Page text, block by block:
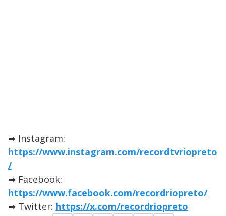
➡ Instagram:
https://www.instagram.com/recordtvriopreto
/
➡ Facebook:
https://www.facebook.com/recordriopreto/
➡ Twitter: https://x.com/recordriopreto